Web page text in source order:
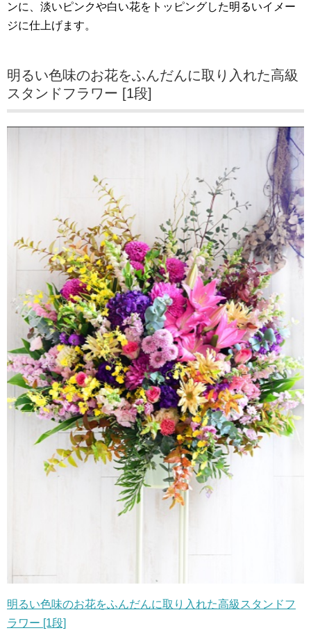
ンに、淡いピンクや白い花をトッピングした明るいイメー
ジに仕上げます。
明るい色味のお花をふんだんに取り入れた高級
スタンドフラワー [1段]
明るい色味のお花をふんだんに取り入れた高級スタンドフ
ラワー [1段]